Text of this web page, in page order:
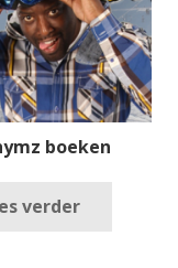
boeken
verder